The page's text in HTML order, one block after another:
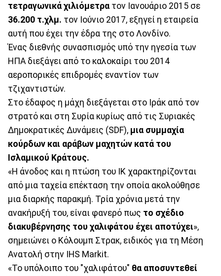
τετραγωνικά χιλιόμετρα τον Ιανουάριο 2015 σε
36.200 τ.χλμ. τον Ιούνιο 2017, εξηγεί η εταιρεία
αυτή που έχει την έδρα της στο Λονδίνο.
Ένας διεθνής συνασπισμός υπό την ηγεσία των
ΗΠΑ διεξάγει από το καλοκαίρι του 2014
αεροπορικές επιδρομές εναντίον των
τζιχαντιστών.
Στο έδαφος η μάχη διεξάγεται στο Ιράκ από τον
στρατό και στη Συρία κυρίως από τις Συριακές
Δημοκρατικές Δυνάμεις (SDF), μια συμμαχία
κούρδων και αράβων μαχητών κατά του
Ισλαμικού Κράτους.
«Η άνοδος και η πτώση του ΙΚ χαρακτηρίζονται
από μια ταχεία επέκταση την οποία ακολούθησε
μια διαρκής παρακμή. Τρία χρόνια μετά την
ανακήρυξή του, είναι φανερό πως το σχέδιο
διακυβέρνησης του χαλιφάτου έχει αποτύχει»,
σημειώνει ο Κόλουμπ Στρακ, ειδικός για τη Μέση
Ανατολή στην IHS Markit.
«Το υπόλοιπο του "χαλιφάτου" θα αποσυντεθεί